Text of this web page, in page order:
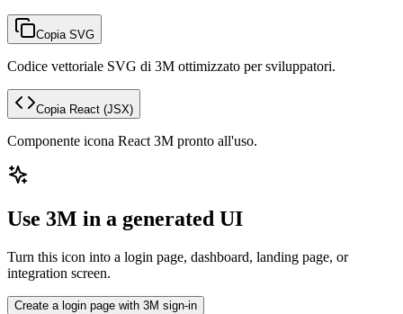
Copia SVG
Codice vettoriale SVG di 3M ottimizzato per sviluppatori.
Copia React (JSX)
Componente icona React 3M pronto all'uso.
Use 3M in a generated UI
Turn this icon into a login page, dashboard, landing page, or
integration screen.
Create a login page with 3M sign-in